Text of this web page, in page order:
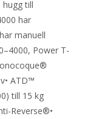
till
har
manuell
Power T-
ATD™
till 15 kg
Reverse®•